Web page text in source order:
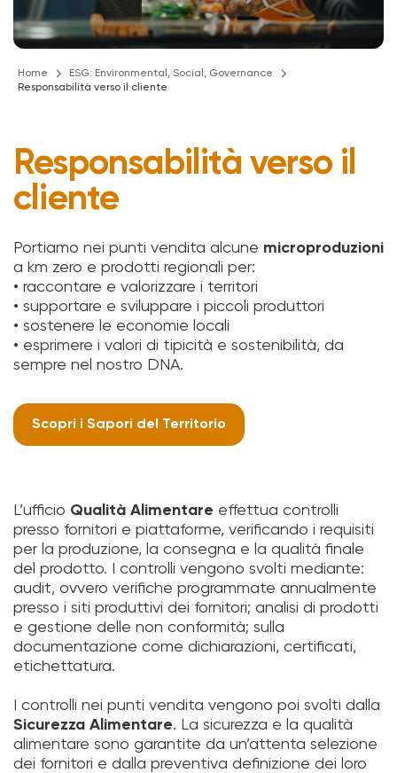
Home
ESG: Environmental, Social, Governance
Responsabilità verso il cliente
Responsabilità verso il
cliente
Portiamo nei punti vendita alcune microproduzioni
a km zero e prodotti regionali per:
• raccontare e valorizzare i territori
• supportare e sviluppare i piccoli produttori
• sostenere le economie locali
• esprimere i valori di tipicità e sostenibilità, da
sempre nel nostro DNA.
Scopri i Sapori del Territorio
L’ufficio Qualità Alimentare effettua controlli
presso fornitori e piattaforme, verificando i requisiti
per la produzione, la consegna e la qualità finale
del prodotto. I controlli vengono svolti mediante:
audit, ovvero verifiche programmate annualmente
presso i siti produttivi dei fornitori; analisi di prodotti
e gestione delle non conformità; sulla
documentazione come dichiarazioni, certificati,
etichettatura.
I controlli nei punti vendita vengono poi svolti dalla
Sicurezza Alimentare. La sicurezza e la qualità
alimentare sono garantite da un’attenta selezione
dei fornitori e dalla preventiva definizione dei loro